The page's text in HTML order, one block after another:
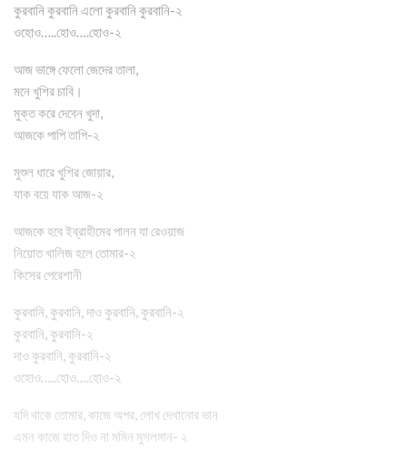
কুরবানি কুরবানি এলো কুরবানি কুরবানি-২
ওহোও…..হোও….হোও-২
আজ ভাঙ্গে ফেলো জেদের তালা,
মনে খুশির চাবি।
মুক্ত করে দেবেন খুদা,
আজকে পাপি তাপি-২
মুশুল ধারে খুশির জোয়ার,
যাক বয়ে যাক আজ-২
আজকে হবে ইব্রাহীমের পালন যা রেওয়াজ
নিয়োত খালিজ হলে তোমার-২
কিসের পেরেশানী
কুরবানি, কুরবানি, দাও কুরবানি, কুরবানি-২
কুরবানি, কুরবানি-২
দাও কুরবানি, কুরবানি-২
ওহোও…..হোও….হোও-২
যদি থাকে তোমার, কাজে অপর, লোখ দেখানোর ভান
এমন কাজে হাত দিও না মমিন মুসলমান- ২